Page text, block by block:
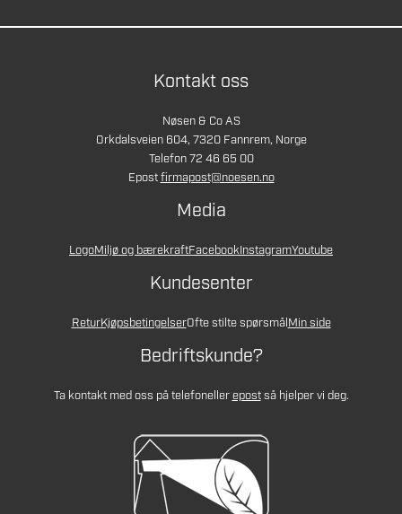
Kontakt oss
Nøsen & Co AS
Orkdalsveien 604, 7320 Fannrem, Norge
Telefon 72 46 65 00
Epostfirmapost@noesen.no
Media
LogoMiljø og bærekraftFacebookInstagramYoutube
Kundesenter
ReturKjøpsbetingelserOfte stilte spørsmålMin side
Bedriftskunde?
Ta kontakt med oss på telefonellerepostså hjelper vi deg.